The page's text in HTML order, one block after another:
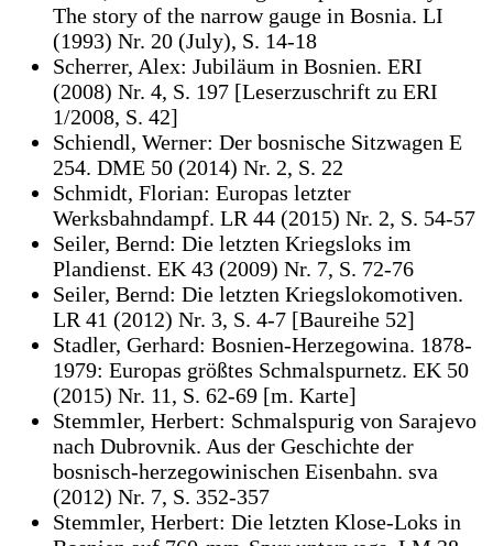
The story of the narrow gauge in Bosnia. LI
(1993) Nr. 20 (July), S. 14-18
Scherrer, Alex: Jubiläum in Bosnien. ERI
(2008) Nr. 4, S. 197 [Leserzuschrift zu ERI
1/2008, S. 42]
Schiendl, Werner: Der bosnische Sitzwagen E
254. DME 50 (2014) Nr. 2, S. 22
Schmidt, Florian: Europas letzter
Werksbahndampf. LR 44 (2015) Nr. 2, S. 54-57
Seiler, Bernd: Die letzten Kriegsloks im
Plandienst. EK 43 (2009) Nr. 7, S. 72-76
Seiler, Bernd: Die letzten Kriegslokomotiven.
LR 41 (2012) Nr. 3, S. 4-7 [Baureihe 52]
Stadler, Gerhard: Bosnien-Herzegowina. 1878-
1979: Europas größtes Schmalspurnetz. EK 50
(2015) Nr. 11, S. 62-69 [m. Karte]
Stemmler, Herbert: Schmalspurig von Sarajevo
nach Dubrovnik. Aus der Geschichte der
bosnisch-herzegowinischen Eisenbahn. sva
(2012) Nr. 7, S. 352-357
Stemmler, Herbert: Die letzten Klose-Loks in